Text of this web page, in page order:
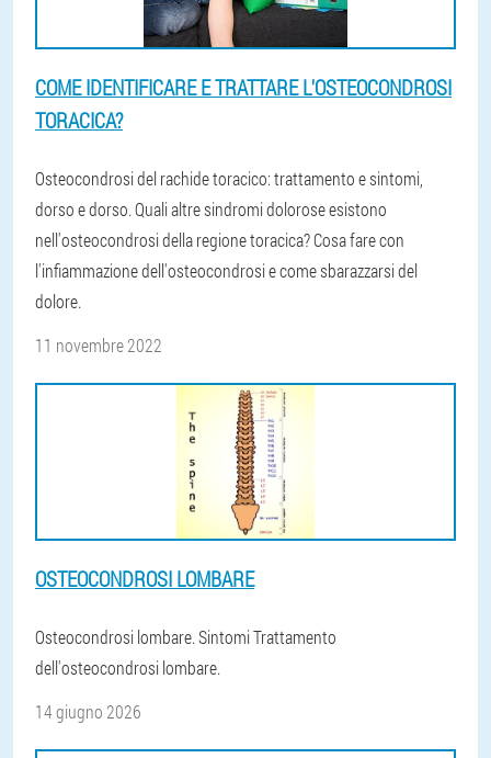
COME IDENTIFICARE E TRATTARE L'OSTEOCONDROSI
TORACICA?
Osteocondrosi del rachide toracico: trattamento e sintomi,
dorso e dorso. Quali altre sindromi dolorose esistono
nell'osteocondrosi della regione toracica? Cosa fare con
l'infiammazione dell'osteocondrosi e come sbarazzarsi del
dolore.
11 novembre 2022
OSTEOCONDROSI LOMBARE
Osteocondrosi lombare. Sintomi Trattamento
dell'osteocondrosi lombare.
14 giugno 2026